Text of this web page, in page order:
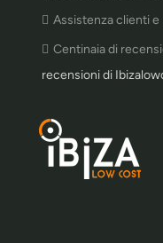
Assistenza clienti
Centinaia di
recensioni di